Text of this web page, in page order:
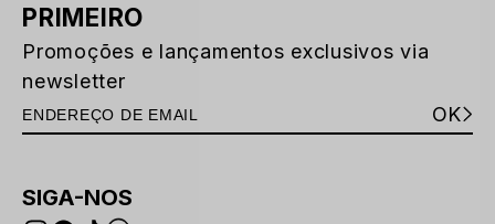
PRIMEIRO
Promoções e lançamentos exclusivos via
newsletter
OK
SIGA-NOS